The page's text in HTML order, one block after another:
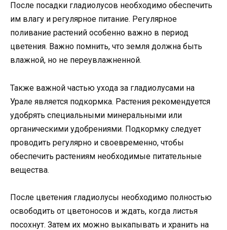
После посадки гладиолусов необходимо обеспечить
им влагу и регулярное питание. Регулярное
поливание растений особенно важно в период
цветения. Важно помнить, что земля должна быть
влажной, но не переувлажненной.
Также важной частью ухода за гладиолусами на
Урале является подкормка. Растения рекомендуется
удобрять специальными минеральными или
органическими удобрениями. Подкормку следует
проводить регулярно и своевременно, чтобы
обеспечить растениям необходимые питательные
вещества.
После цветения гладиолусы необходимо полностью
освободить от цветоносов и ждать, когда листья
посохнут. Затем их можно выкапывать и хранить на